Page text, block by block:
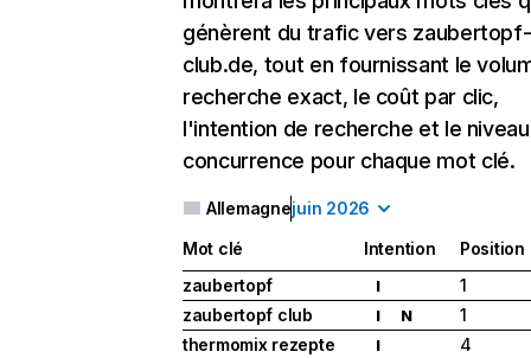
génèrent du trafic vers zaubertopf-
club.de, tout en fournissant le
recherche exact, le coût par clic,
l'intention de recherche et le
concurrence pour chaque mot clé.
Allemagnejuin 2026
Mot clé Intention
Position
zaubertopf
I
1
zaubertopf club
I N
1
thermomix rezepte
I
4